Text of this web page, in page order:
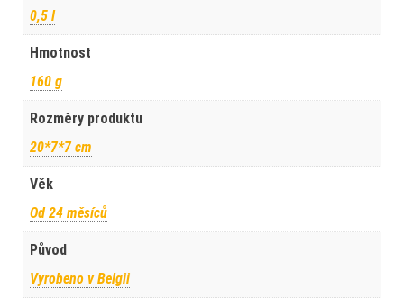
0,5 l
Hmotnost
160 g
Rozměry produktu
20*7*7 cm
Věk
Od 24 měsíců
Původ
Vyrobeno v Belgii